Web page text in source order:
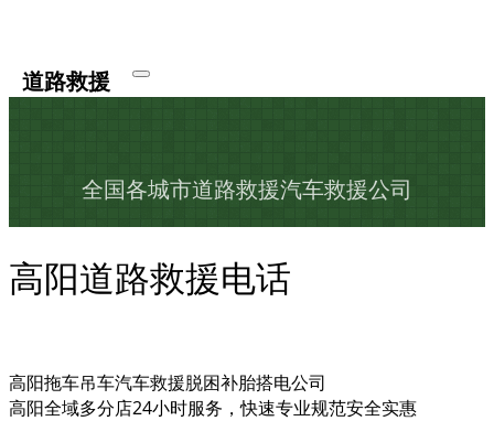
道路救援
全国各城市道路救援汽车救援公司
高阳道路救援电话
高阳拖车吊车汽车救援脱困补胎搭电公司
高阳全域多分店24小时服务，快速专业规范安全实惠